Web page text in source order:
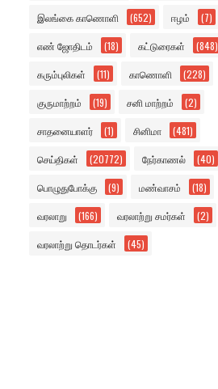
இலங்கை காணொளி (652) ஈழம் (7)
எண் ஜோதிடம் (18) கட்டுரைகள் (848)
கரும்புலிகள் (11) காணொளி (228)
குருமாற்றம் (19) சனி மாற்றம் (2)
சாதனையாளர் (1) சினிமா (481)
செய்திகள் (20772) நேர்காணல் (40)
பொழுதுபோக்கு (9) மண்வாசம் (18)
வரலாறு (166) வரலாற்று சமர்கள் (2)
வரலாற்று தொடர்கள் (45)